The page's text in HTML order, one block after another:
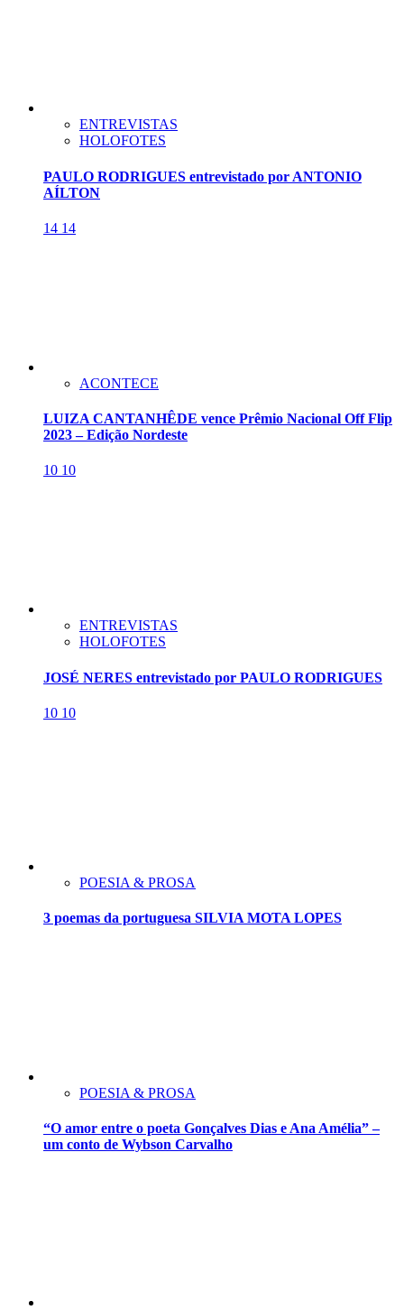
ENTREVISTAS
HOLOFOTES
PAULO RODRIGUES entrevistado por ANTONIO
AÍLTON
14 14
ACONTECE
LUIZA CANTANHÊDE vence Prêmio Nacional Off Flip
2023 – Edição Nordeste
10 10
ENTREVISTAS
HOLOFOTES
JOSÉ NERES entrevistado por PAULO RODRIGUES
10 10
POESIA & PROSA
3 poemas da portuguesa SILVIA MOTA LOPES
POESIA & PROSA
“O amor entre o poeta Gonçalves Dias e Ana Amélia” –
um conto de Wybson Carvalho